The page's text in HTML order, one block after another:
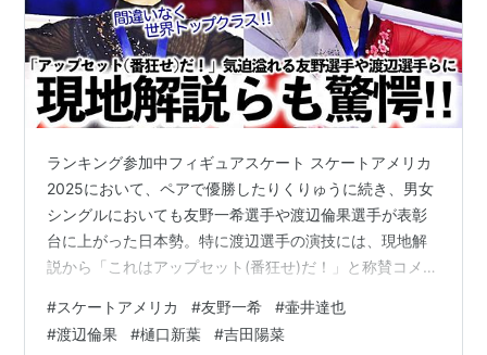
ランキング参加中フィギュアスケート スケートアメリカ
2025において、ペアで優勝したりくりゅうに続き、男女
シングルにおいても友野一希選手や渡辺倫果選手が表彰
台に上がった日本勢。特に渡辺選手の演技には、現地解
説から「これはアップセット(番狂せ)だ！」と称賛コメン
われたペアFSでは、りくりゅうがミスがありながらも地
力の高さを見せつけ逆転優勝。男女SPで好発進していた
#スケートアメリカ #友野一希 #壷井達也
#渡辺倫果 #樋口新葉 #吉田陽菜